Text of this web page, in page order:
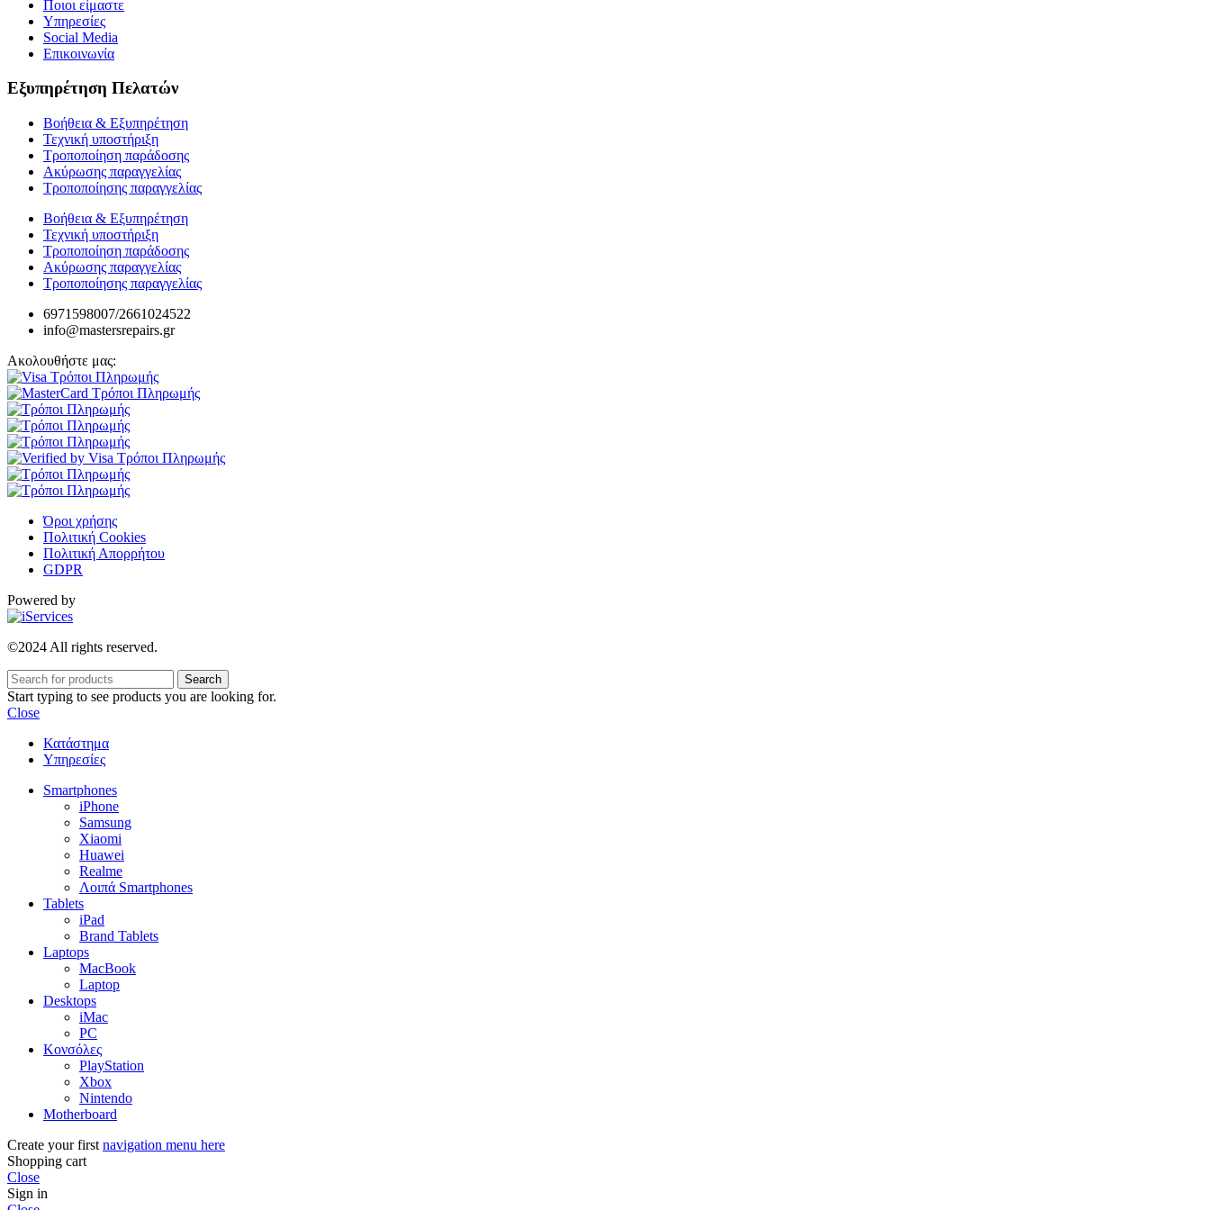
Ποιοι είμαστε
Υπηρεσίες
Social Media
Επικοινωνία
Εξυπηρέτηση Πελατών
Βοήθεια & Εξυπηρέτηση
Τεχνική υποστήριξη
Τροποποίηση παράδοσης
Ακύρωσης παραγγελίας
Τροποποίησης παραγγελίας
Βοήθεια & Εξυπηρέτηση
Τεχνική υποστήριξη
Τροποποίηση παράδοσης
Ακύρωσης παραγγελίας
Τροποποίησης παραγγελίας
6971598007/2661024522
info@mastersrepairs.gr
Ακολουθήστε μας:
Όροι χρήσης
Πολιτική Cookies
Πολιτική Απορρήτου
GDPR
Powered by
©2024 All rights reserved.
Search
Start typing to see products you are looking for.
Close
Κατάστημα
Υπηρεσίες
Smartphones
iPhone
Samsung
Xiaomi
Huawei
Realme
Λοιπά Smartphones
Tablets
iPad
Brand Tablets
Laptops
MacBook
Laptop
Desktops
iMac
PC
Κονσόλες
PlayStation
Xbox
Nintendo
Motherboard
Create your first navigation menu here
Shopping cart
Close
Sign in